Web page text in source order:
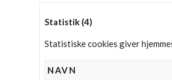
Statistik (4)
Statistiske cookies giver
NAVN